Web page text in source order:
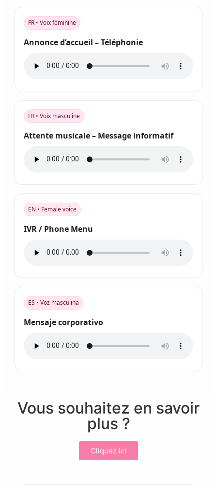
FR • Voix féminine
Annonce d’accueil – Téléphonie
FR • Voix masculine
Attente musicale – Message informatif
EN • Female voice
IVR / Phone Menu
ES • Voz masculina
Mensaje corporativo
Vous souhaitez en savoir
plus ?
Cliquez ici